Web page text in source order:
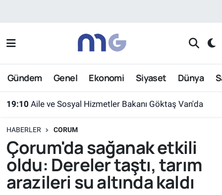
Gündem Genel Ekonomi Siyaset Dünya
19:10 Aile ve Sosyal Hizmetler Bakanı Göktaş Van'da
HABERLER CORUM
Çorum'da sağanak etkili
oldu: Dereler taştı, tarım
arazileri su altında kaldı
Nöbetçi Eczaneler
Hava Durumu
Süper Lig Puan Durumu ve Fikstür
Tüm Manşetler
Son Dakika Haberleri